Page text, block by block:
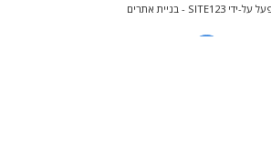
על-ידיSITE123
- בניית אתרים